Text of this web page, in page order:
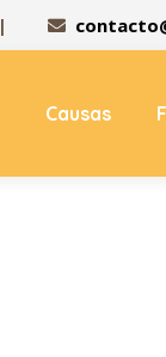
|
Causas